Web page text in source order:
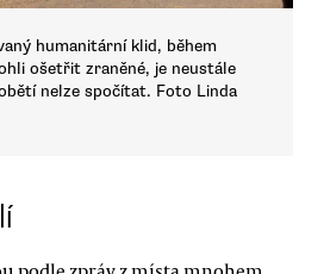
humanitární klid, během
ošetřit zraněné, je neustále
nelze spočítat. Foto Linda